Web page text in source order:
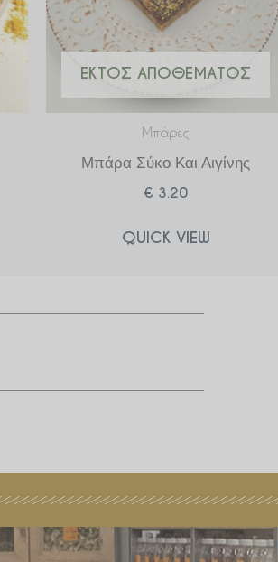
ΕΚΤΌΣ ΑΠΟΘΈΜΑΤΟΣ
Μπάρες
Μπάρα Σύκο Και Αιγίνης
€ 3.20
QUICK VIEW